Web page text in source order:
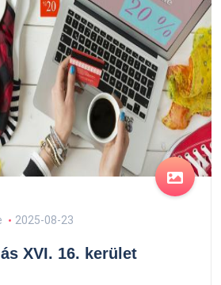
2025-08-23
XVI. 16. kerület